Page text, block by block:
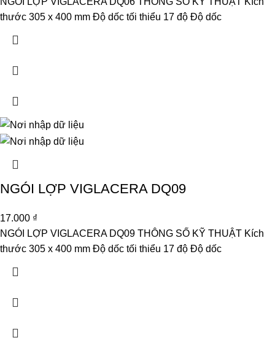
thước 305 x 400 mm Độ dốc tối thiểu 17 độ Độ dốc
NGÓI LỢP VIGLACERA DQ09
17.000 ₫
NGÓI LỢP VIGLACERA DQ09 THÔNG SỐ KỸ THUẬT Kích
thước 305 x 400 mm Độ dốc tối thiểu 17 độ Độ dốc